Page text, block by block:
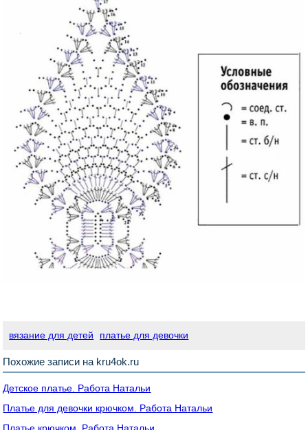
вязание для детей платье для девочки
Похожие записи на kru4ok.ru
Детское платье. Работа Натальи
Платье для девочки крючком. Работа Натальи
Платье крючком. Работа Натальи